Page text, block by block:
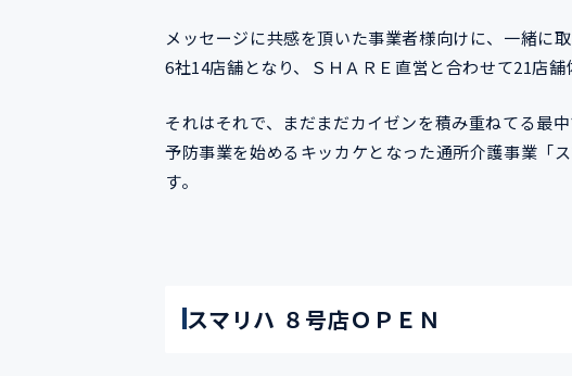
メッセージに共感を頂いた事業者様向けに、一緒に
6社14店舗となり、ＳＨＡＲＥ直営と合わせて21店舗
それはそれで、まだまだカイゼンを積み重ねてる最
予防事業を始めるキッカケとなった通所介護事業
す。
スマリハ ８号店ＯＰＥＮ